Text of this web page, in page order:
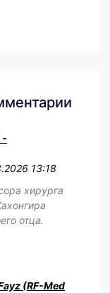
-
13:18
хирурга
отца.
(RF-Med